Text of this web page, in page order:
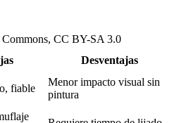
CC BY-SA 3.0
Desventajas
fiable
Menor impacto visual sin
pintura